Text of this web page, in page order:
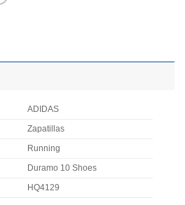
ADIDAS
Zapatillas
Running
Duramo 10 Shoes
HQ4129